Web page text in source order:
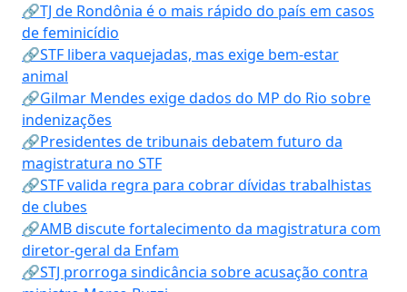
🔗TJ de Rondônia é o mais rápido do país em casos
de feminicídio
🔗STF libera vaquejadas, mas exige bem-estar
animal
🔗Gilmar Mendes exige dados do MP do Rio sobre
indenizações
🔗Presidentes de tribunais debatem futuro da
magistratura no STF
🔗STF valida regra para cobrar dívidas trabalhistas
de clubes
🔗AMB discute fortalecimento da magistratura com
diretor-geral da Enfam
🔗STJ prorroga sindicância sobre acusação contra